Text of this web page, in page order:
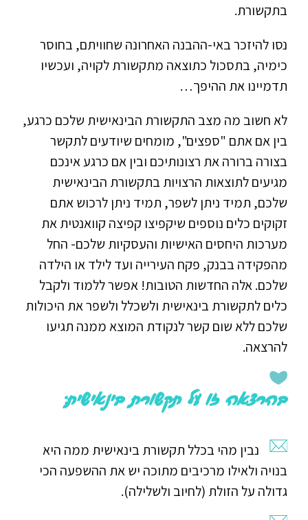
בתקשורת.
נסו להיזכר באי-ההבנה האחרונה שחוויתם, בחוסר
כימיה, בתסכול כתוצאה מתקשורת לקויה, ועכשיו
תדמיינו את ההיפך…
לא חשוב מה מצב התקשורת הבינאישית שלכם כרגע,
בין אם אתם "ספצים", מומחים שיודעים לתקשר
בצורה ברורה את רצונותיכם ובין אם כרגע אינכם
מגיעים לתוצאות הרצויות בתקשורת הבינאישית
שלכם, תמיד ניתן לשפר, תמיד ניתן לרכוש אתם
זקוקים כלים נוספים שיקפיצו קפיצה קוואנטית את
מערכות היחסים האישיות והעסקיות שלכם- החל
מהפקידה בבנק, פקח העירייה ועד לילד או הילדה
שלכם. אלה החדשות הטובות! אפשר ללמוד ולקבל
כלים לתקשורת בינאישית ולשכלל ולשפר את היכולות
שלכם ללא שום קשר לנקודת המוצא ממנה תגיעו
להרצאה.
בהרצאה זו על תקשורת בינאישית:
נבין מהי בכלל תקשורת בינאישית ממה היא
בנויה ולאילו מרכיבים מתוכה יש את ההשפעה הכי
גדולה על הזולת (לחיוב ולשלילה).